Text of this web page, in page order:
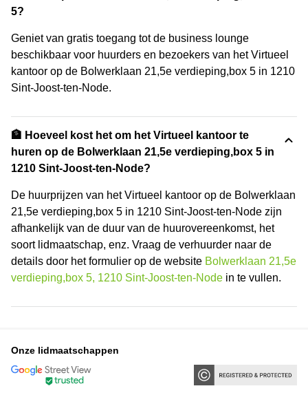
5?
Geniet van gratis toegang tot de business lounge
beschikbaar voor huurders en bezoekers van het Virtueel
kantoor op de Bolwerklaan 21,5e verdieping,box 5 in 1210
Sint-Joost-ten-Node.
🏦 Hoeveel kost het om het Virtueel kantoor te
huren op de Bolwerklaan 21,5e verdieping,box 5 in
1210 Sint-Joost-ten-Node?
De huurprijzen van het Virtueel kantoor op de Bolwerklaan
21,5e verdieping,box 5 in 1210 Sint-Joost-ten-Node zijn
afhankelijk van de duur van de huurovereenkomst, het
soort lidmaatschap, enz. Vraag de verhuurder naar de
details door het formulier op de website Bolwerklaan 21,5e
verdieping,box 5, 1210 Sint-Joost-ten-Node in te vullen.
Onze lidmaatschappen